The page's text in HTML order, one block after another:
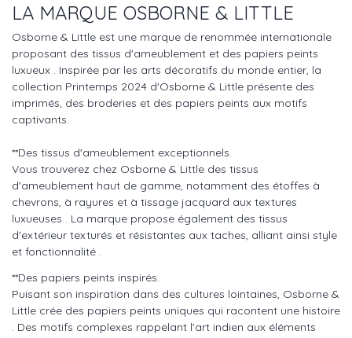
LA MARQUE OSBORNE & LITTLE
Osborne & Little est une marque de renommée internationale
proposant des tissus d'ameublement et des papiers peints
luxueux . Inspirée par les arts décoratifs du monde entier, la
collection Printemps 2024 d'Osborne & Little présente des
imprimés, des broderies et des papiers peints aux motifs
captivants.
**Des tissus d'ameublement exceptionnels.
Vous trouverez chez Osborne & Little des tissus
d'ameublement haut de gamme, notamment des étoffes à
chevrons, à rayures et à tissage jacquard aux textures
luxueuses . La marque propose également des tissus
d'extérieur texturés et résistantes aux taches, alliant ainsi style
et fonctionnalité .
**Des papiers peints inspirés.
Puisant son inspiration dans des cultures lointaines, Osborne &
Little crée des papiers peints uniques qui racontent une histoire
. Des motifs complexes rappelant l'art indien aux éléments